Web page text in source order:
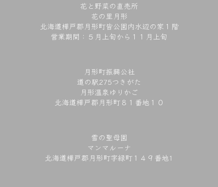
花と野菜の直売所
花の里月形
北海道樺戸郡月形町皆公園内水辺の家１階
営業期間：５月上旬から１１月上旬
月形町振興公社
道の駅275つきがた
月形温泉ゆりかご
北海道樺戸郡月形町８１番地１０
雪の聖母園
マンマルーナ
北海道樺戸郡月形町字緑町１４９番地1